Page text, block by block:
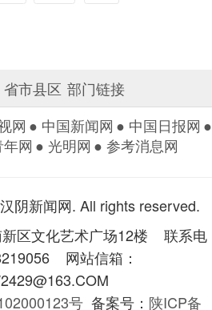
省市县区 部门链接
网 ● 中国新闻网 ● 中国日报网 ●
网 ● 光明网 ● 参考消息网
阴新闻网. All rights reserved.
新区文化艺术广场12楼 联系电
网站信箱：
号备案号： 陕ICP备